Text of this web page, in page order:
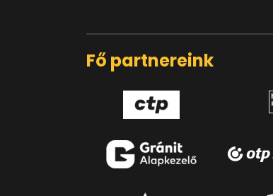
Fő partnereink